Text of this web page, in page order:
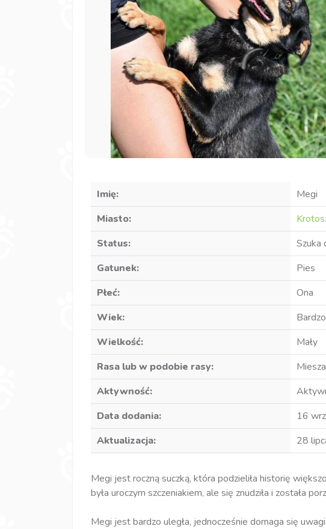
Imię:
Megi
Miasto:
Status:
Szuka
Gatunek:
Pies
Płeć:
Ona
Wiek:
Wielkość:
Mały
Rasa lub w podobie rasy:
Aktywność:
Data dodania:
16
Aktualizacja:
28
Megi jest roczną suczką, która podzieliła historię
była uroczym szczeniakiem, ale się znudziła i została
Megi jest bardzo uległa, jednocześnie domaga się